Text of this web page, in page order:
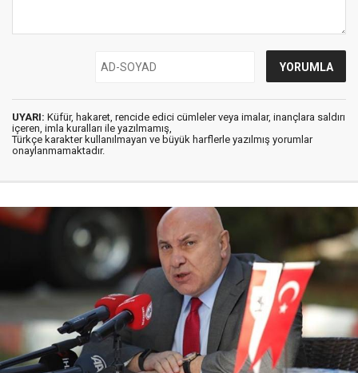
UYARI: Küfür, hakaret, rencide edici cümleler veya imalar, inançlara saldırı
içeren, imla kuralları ile yazılmamış,
Türkçe karakter kullanılmayan ve büyük harflerle yazılmış yorumlar
onaylanmamaktadır.